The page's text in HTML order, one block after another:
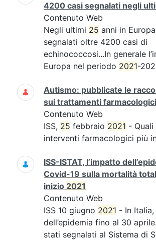
4200 casi segnalati negli
Contenuto Web
Negli ultimi 25 anni in
segnalati oltre 4200 casi di
echinococcosi...In generale
Europa nel periodo 2021-
Autismo: pubblicate le
sui trattamenti farmacologici
Contenuto Web
ISS, 25 febbraio 2021 -
interventi farmacologici più
ISS-ISTAT, l’impatto
Covid-19 sulla mortalità
inizio 2021
Contenuto Web
ISS 10 giugno 2021 - In Italia,
dell’epidemia fino al 30
stati segnalati al Sistema di